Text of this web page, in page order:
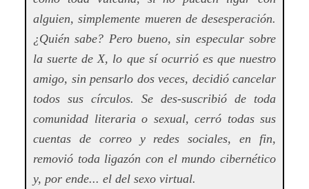
alguien, simplemente mueren de desesperación.
¿Quién sabe? Pero bueno, sin especular sobre
la suerte de X, lo que sí ocurrió es que nuestro
amigo, sin pensarlo dos veces, decidió cancelar
todos sus círculos. Se des-suscribió de toda
comunidad literaria o sexual, cerró todas sus
cuentas de correo y redes sociales, en fin,
removió toda ligazón con el mundo cibernético
y, por ende... el del sexo virtual.